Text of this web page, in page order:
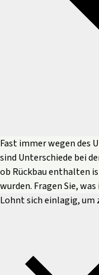
Fast immer wegen des
sind Unterschiede bei
ob Rückbau enthalten
wurden. Fragen Sie,
Lohnt sich einlagig, um